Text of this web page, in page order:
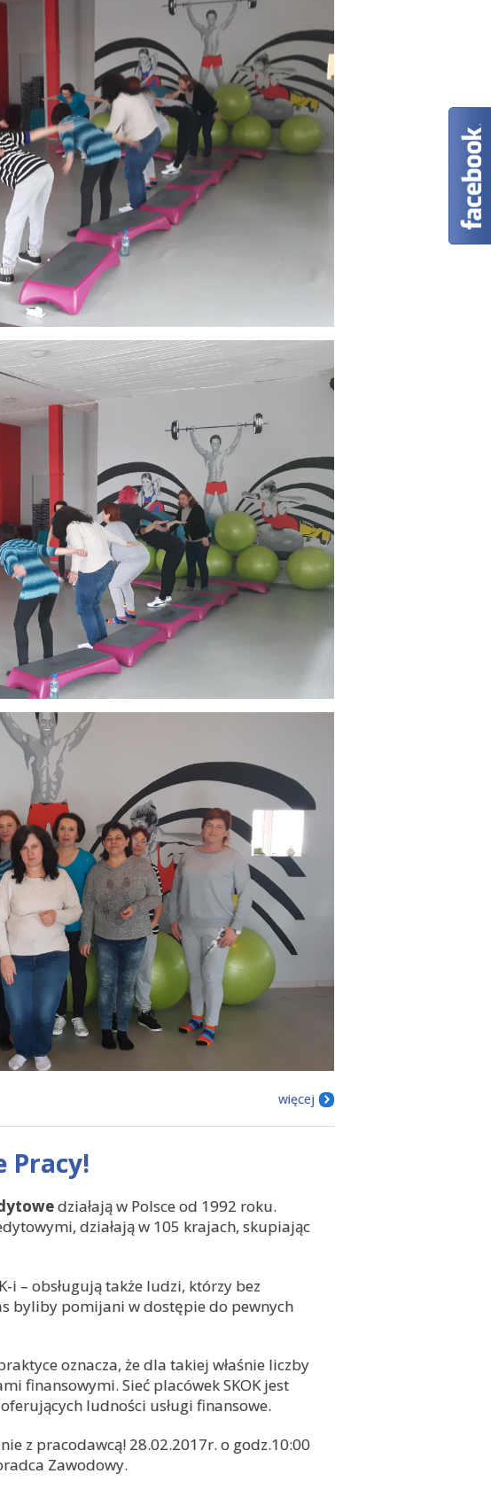
więcej
Pracy!
działają w Polsce od 1992 roku.
działają w 105 krajach, skupiając
i – obsługują także ludzi, którzy bez
byliby pomijani w dostępie do pewnych
oznacza, że dla takiej właśnie liczby
finansowymi. Sieć placówek SKOK jest
ludności usługi finansowe.
z pracodawcą! 28.02.2017r. o godz.10:00
Zawodowy.